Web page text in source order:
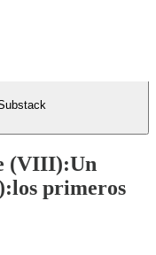
(VIII):Un
primeros